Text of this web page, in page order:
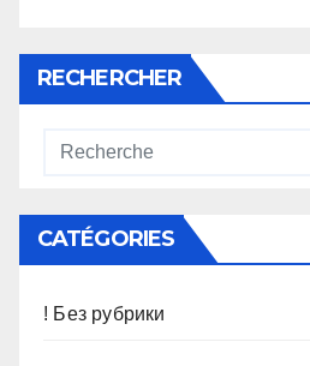
RECHERCHER
CATÉGORIES
! Без рубрики